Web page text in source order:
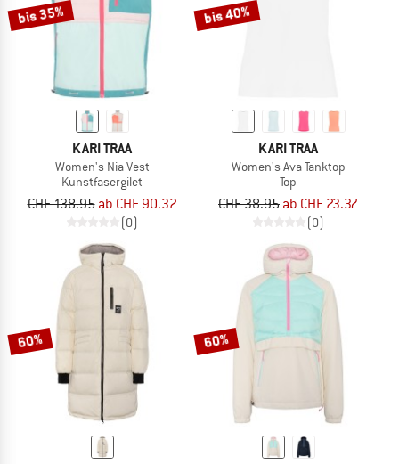
bis 35%
KARI TRAA
Women's Nia Vest
Kunstfasergilet
CHF 138.95 ab CHF 90.32
(0)
bis 40%
KARI TRAA
Women's Ava Tanktop
Top
CHF 38.95 ab CHF 23.37
(0)
60% 60%